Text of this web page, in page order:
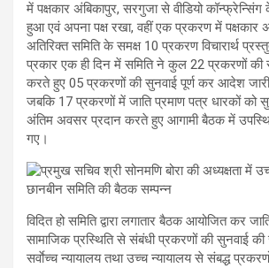
में पक्षकार अंबिकापुर, सरगुजा से वीडियो
हुआ एवं अपना पक्ष रखा, वहीं एक प्रकरण में पक्षकार
अतिरिक्त समिति के समक्ष 10 प्रकरण विचारार्थ
प्रकार एक ही दिन में समिति ने कुल 22 प्रकरणों की
करते हुए 05 प्रकरणों की सुनवाई पूर्ण कर आदेश
जबकि 17 प्रकरणों में जाति प्रमाण पत्र धारकों को
अंतिम अवसर प्रदान करते हुए आगामी बैठक में
गए।
विदित हो समिति द्वारा लगातार बैठक आयोजित कर
सामाजिक प्रस्थिति से संबंधी प्रकरणों की सुनवाई की
सर्वाेच्च न्यायालय तथा उच्च न्यायालय से संबद्ध